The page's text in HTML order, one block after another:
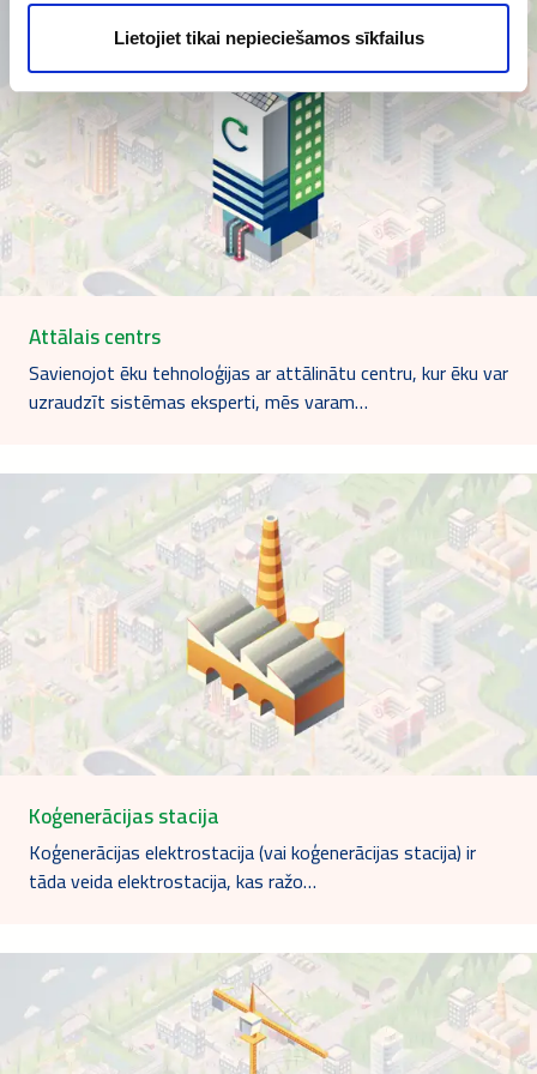
Lietojiet tikai nepieciešamos sīkfailus
Attālais centrs
Savienojot ēku tehnoloģijas ar attālinātu centru, kur ēku var
uzraudzīt sistēmas eksperti, mēs varam…
Koģenerācijas stacija
Koģenerācijas elektrostacija (vai koģenerācijas stacija) ir
tāda veida elektrostacija, kas ražo…